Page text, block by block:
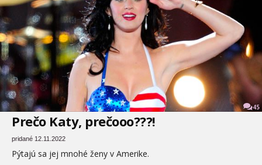
45
Prečo Katy, prečooo???!
pridané 12.11.2022
Pýtajú sa jej mnohé ženy v Amerike.